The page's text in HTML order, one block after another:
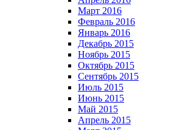
Март 2016
Февраль 2016
Январь 2016
Декабрь 2015
Ноябрь 2015
Октябрь 2015
Сентябрь 2015
Июль 2015
Июнь 2015
Май 2015
Апрель 2015